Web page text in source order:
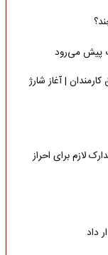
پیش می‌رود
حقوق کارمندان | آغاز شارژ
لازم برای احراز
داد